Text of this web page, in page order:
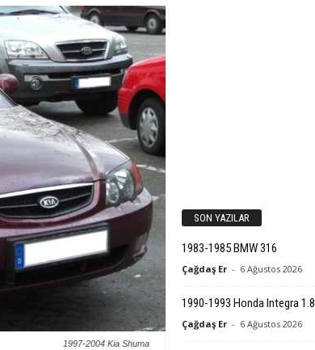
1997-2004 Kia Shuma
SON YAZILAR
1983-1985 BMW 316
Çağdaş Er - 6 Ağustos 2026
1990-1993 Honda Integra 1.8
Çağdaş Er - 6 Ağustos 2026